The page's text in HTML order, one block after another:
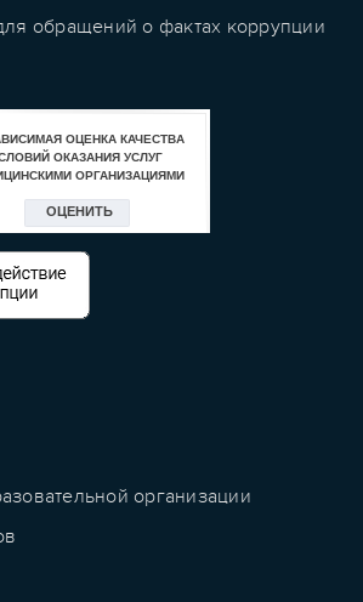
обращений о фактах коррупции
организации